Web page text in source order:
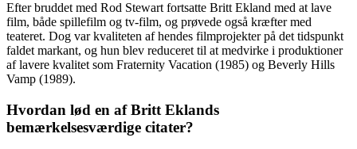
Efter bruddet med Rod Stewart fortsatte Britt Ekland med at lave
film, både spillefilm og tv-film, og prøvede også kræfter med
teateret. Dog var kvaliteten af hendes filmprojekter på det tidspunkt
faldet markant, og hun blev reduceret til at medvirke i produktioner
af lavere kvalitet som Fraternity Vacation (1985) og Beverly Hills
Vamp (1989).
Hvordan lød en af Britt Eklands
bemærkelsesværdige citater?